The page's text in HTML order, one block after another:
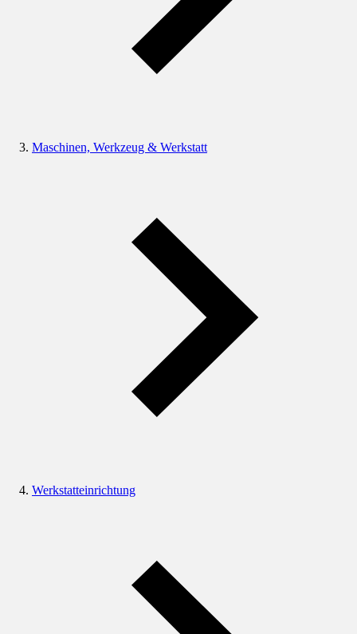
Maschinen, Werkzeug & Werkstatt
Werkstatteinrichtung